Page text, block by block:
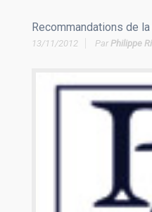
Recommandations de
13/11/2012 Par Philippe